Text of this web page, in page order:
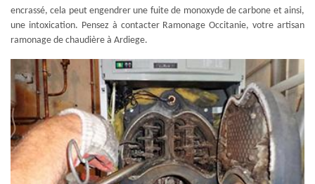
encrassé, cela peut engendrer une fuite de monoxyde de carbone et ainsi,
une intoxication. Pensez à contacter Ramonage Occitanie, votre artisan
ramonage de chaudière à Ardiege.